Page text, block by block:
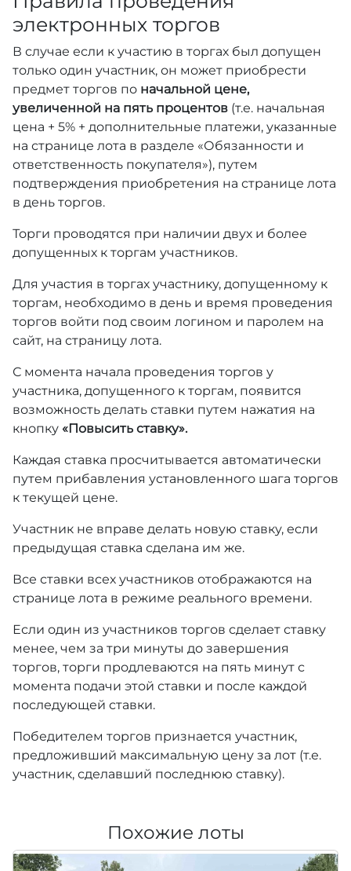
электронных торгов
В случае если к участию в торгах был допущен
только один участник, он может приобрести
предмет торгов по начальной цене,
увеличенной на пять процентов (т.е. начальная
цена + 5% + дополнительные платежи, указанные
на странице лота в разделе «Обязанности и
ответственность покупателя»), путем
подтверждения приобретения на странице лота
в день торгов.
Торги проводятся при наличии двух и более
допущенных к торгам участников.
Для участия в торгах участнику, допущенному к
торгам, необходимо в день и время проведения
торгов войти под своим логином и паролем на
сайт, на страницу лота.
С момента начала проведения торгов у
участника, допущенного к торгам, появится
возможность делать ставки путем нажатия на
кнопку «Повысить ставку».
Каждая ставка просчитывается автоматически
путем прибавления установленного шага торгов
к текущей цене.
Участник не вправе делать новую ставку, если
предыдущая ставка сделана им же.
Все ставки всех участников отображаются на
странице лота в режиме реального времени.
Если один из участников торгов сделает ставку
менее, чем за три минуты до завершения
торгов, торги продлеваются на пять минут с
момента подачи этой ставки и после каждой
последующей ставки.
Победителем торгов признается участник,
предложивший максимальную цену за лот (т.е.
участник, сделавший последнюю ставку).
Похожие лоты